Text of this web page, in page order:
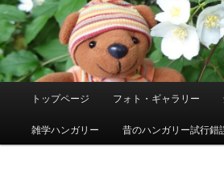
メ
メ
イ
トップページ フォト・ギャラリー
雑学ハンガリー 昔のハンガリー試行錯